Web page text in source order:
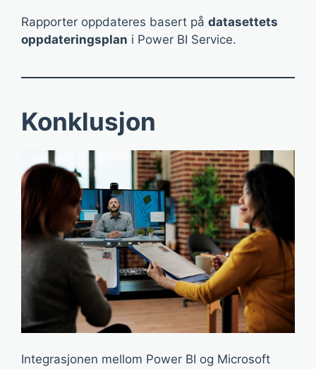
Rapporter oppdateres basert på datasettets
oppdateringsplan i Power BI Service.
Konklusjon
Integrasjonen mellom Power BI og Microsoft